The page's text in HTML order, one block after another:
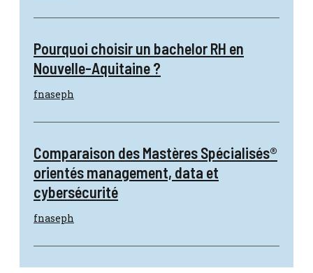
Pourquoi choisir un bachelor RH en
Nouvelle-Aquitaine ?
fnaseph
Comparaison des Mastères Spécialisés®
orientés management, data et
cybersécurité
fnaseph